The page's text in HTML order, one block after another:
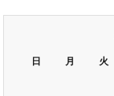
日 月 火